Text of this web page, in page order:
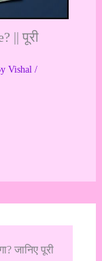
|| पूरी
Vishal /
जानिए पूरी